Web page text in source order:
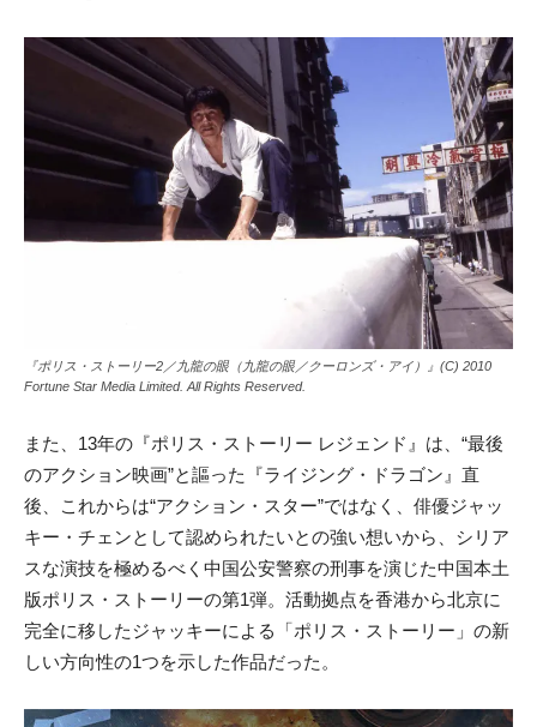
『ポリス・ストーリー2／九龍の眼（九龍の眼／クーロンズ・アイ）』(C) 2010
Fortune Star Media Limited. All Rights Reserved.
また、13年の『ポリス・ストーリー レジェンド』は、“最後
のアクション映画”と謳った『ライジング・ドラゴン』直
後、これからは“アクション・スター”ではなく、俳優ジャッ
キー・チェンとして認められたいとの強い想いから、シリア
スな演技を極めるべく中国公安警察の刑事を演じた中国本土
版ポリス・ストーリーの第1弾。活動拠点を香港から北京に
完全に移したジャッキーによる「ポリス・ストーリー」の新
しい方向性の1つを示した作品だった。